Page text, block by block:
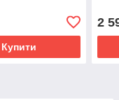
Купити
2